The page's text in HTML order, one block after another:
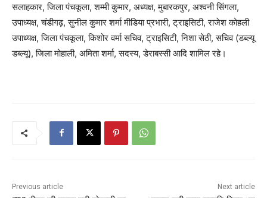
सलाहकार, जिला पंचकूला, शम्मी कुमार, अध्यक्ष, मुबारकपुर, अश्वनी सिंगला,
उपाध्यक्ष, चंडीगढ़, सुनील कुमार शर्मा मीडिया प्रभारी, ट्राइसिटी, राजेश कोहली
उपाध्यक्ष, जिला पंचकूला, किशोर वर्मा सचिव, ट्राइसिटी, निशा सेठी, सचिव (डब्ल्यू
डब्ल्यू), जिला मोहाली, अमिता शर्मा, सदस्य, डेराबस्सी आदि शामिल रहे।
Previous article Next article